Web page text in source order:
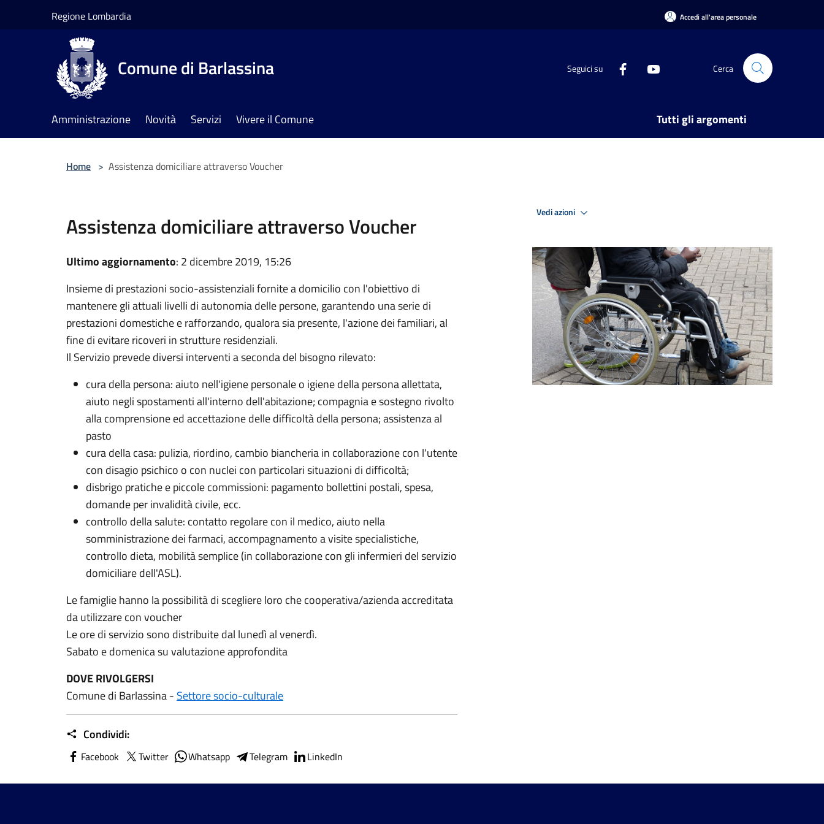
Regione Lombardia Accedi all'area personale
Comune di Barlassina Seguici su Cerca
Amministrazione Novità Servizi Vivere il Comune Tutti gli argomenti
Home > Assistenza domiciliare attraverso Voucher
Assistenza domiciliare attraverso Voucher
Ultimo aggiornamento: 2 dicembre 2019, 15:26
Insieme di prestazioni socio-assistenziali fornite a domicilio con l'obiettivo di
mantenere gli attuali livelli di autonomia delle persone, garantendo una serie di
prestazioni domestiche e rafforzando, qualora sia presente, l'azione dei familiari, al
fine di evitare ricoveri in strutture residenziali.
Il Servizio prevede diversi interventi a seconda del bisogno rilevato:
cura della persona: aiuto nell'igiene personale o igiene della persona allettata,
aiuto negli spostamenti all'interno dell'abitazione; compagnia e sostegno rivolto
alla comprensione ed accettazione delle difficoltà della persona; assistenza al
pasto
cura della casa: pulizia, riordino, cambio biancheria in collaborazione con l'utente
con disagio psichico o con nuclei con particolari situazioni di difficoltà;
disbrigo pratiche e piccole commissioni: pagamento bollettini postali, spesa,
domande per invalidità civile, ecc.
controllo della salute: contatto regolare con il medico, aiuto nella
somministrazione dei farmaci, accompagnamento a visite specialistiche,
controllo dieta, mobilità semplice (in collaborazione con gli infermieri del servizio
domiciliare dell'ASL).
Le famiglie hanno la possibilità di scegliere loro che cooperativa/azienda accreditata
da utilizzare con voucher
Le ore di servizio sono distribuite dal lunedì al venerdì.
Sabato e domenica su valutazione approfondita
DOVE RIVOLGERSI
Comune di Barlassina - Settore socio-culturale
Condividi:
Facebook Twitter Whatsapp Telegram LinkedIn
Vedi azioni